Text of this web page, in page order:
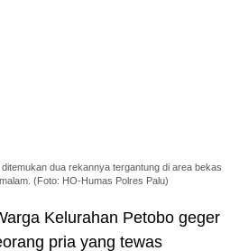
dua rekannya tergantung di area bekas
(Foto: HO-Humas Polres Palu)
Kelurahan Petobo geger
pria yang tewas